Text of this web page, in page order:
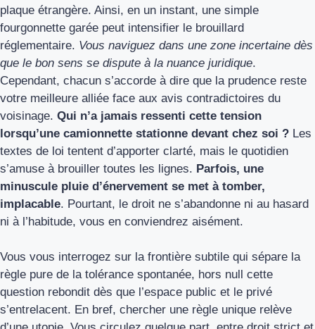
plaque étrangère. Ainsi, en un instant, une simple
fourgonnette garée peut intensifier le brouillard
réglementaire. Vous naviguez dans une zone incertaine dès
que le bon sens se dispute à la nuance juridique.
Cependant, chacun s’accorde à dire que la prudence reste
votre meilleure alliée face aux avis contradictoires du
voisinage. Qui n’a jamais ressenti cette tension
lorsqu’une camionnette stationne devant chez soi ? Les
textes de loi tentent d’apporter clarté, mais le quotidien
s’amuse à brouiller toutes les lignes. Parfois, une
minuscule pluie d’énervement se met à tomber,
implacable. Pourtant, le droit ne s’abandonne ni au hasard
ni à l’habitude, vous en conviendrez aisément.
Vous vous interrogez sur la frontière subtile qui sépare la
règle pure de la tolérance spontanée, hors null cette
question rebondit dès que l’espace public et le privé
s’entrelacent. En bref, chercher une règle unique relève